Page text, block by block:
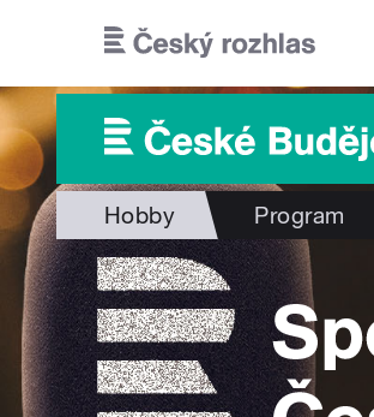
Hobby Program